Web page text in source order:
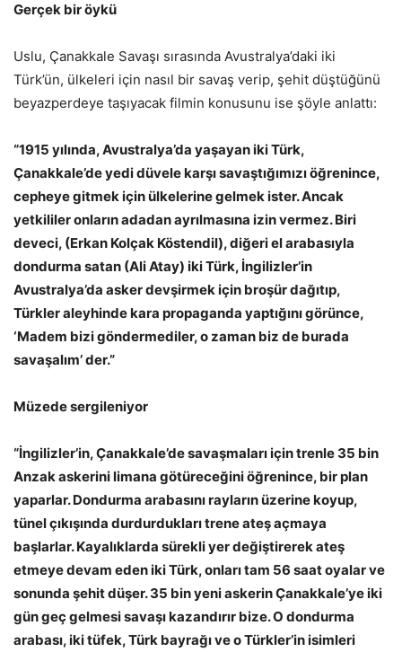
Gerçek bir öykü
Uslu, Çanakkale Savaşı sırasında Avustralya’daki iki
Türk’ün, ülkeleri için nasıl bir savaş verip, şehit düştüğünü
beyazperdeye taşıyacak filmin konusunu ise şöyle anlattı:
“1915 yılında, Avustralya’da yaşayan iki Türk,
Çanakkale’de yedi düvele karşı savaştığımızı öğrenince,
cepheye gitmek için ülkelerine gelmek ister. Ancak
yetkililer onların adadan ayrılmasına izin vermez. Biri
deveci, (Erkan Kolçak Köstendil), diğeri el arabasıyla
dondurma satan (Ali Atay) iki Türk, İngilizler’in
Avustralya’da asker devşirmek için broşür dağıtıp,
Türkler aleyhinde kara propaganda yaptığını görünce,
‘Madem bizi göndermediler, o zaman biz de burada
savaşalım’ der.”
Müzede sergileniyor
“İngilizler’in, Çanakkale’de savaşmaları için trenle 35 bin
Anzak askerini limana götüreceğini öğrenince, bir plan
yaparlar. Dondurma arabasını rayların üzerine koyup,
tünel çıkışında durdurdukları trene ateş açmaya
başlarlar. Kayalıklarda sürekli yer değiştirerek ateş
etmeye devam eden iki Türk, onları tam 56 saat oyalar ve
sonunda şehit düşer. 35 bin yeni askerin Çanakkale’ye iki
gün geç gelmesi savaşı kazandırır bize. O dondurma
arabası, iki tüfek, Türk bayrağı ve o Türkler’in isimleri